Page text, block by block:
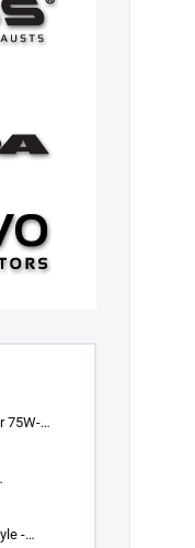
75W-
-